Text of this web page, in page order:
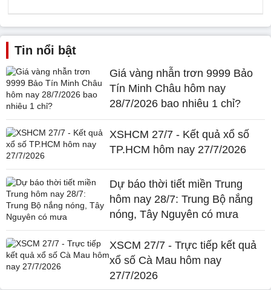
Tin nổi bật
Giá vàng nhẫn trơn 9999 Bảo
Tín Minh Châu hôm nay
28/7/2026 bao nhiêu 1 chỉ?
XSHCM 27/7 - Kết quả xổ số
TP.HCM hôm nay 27/7/2026
Dự báo thời tiết miền Trung
hôm nay 28/7: Trung Bộ nắng
nóng, Tây Nguyên có mưa
XSCM 27/7 - Trực tiếp kết quả
xổ số Cà Mau hôm nay
27/7/2026